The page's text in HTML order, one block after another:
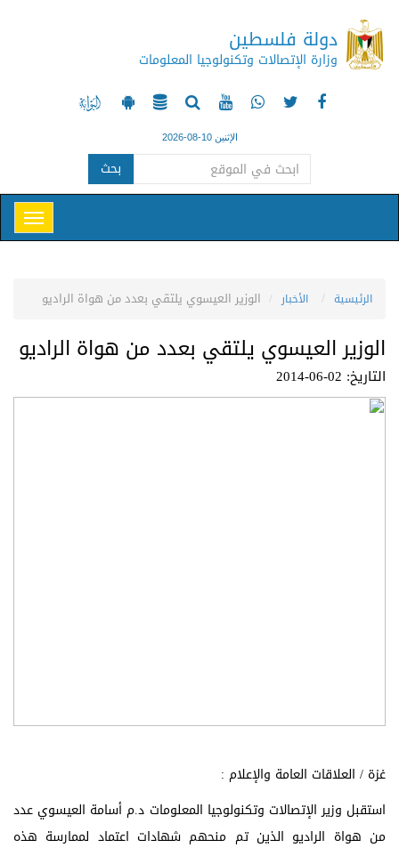
دولة فلسطين
وزارة الإتصالات وتكنولوجيا المعلومات
الإثنين 10-08-2026
بحث
الرئيسية الأخبار الوزير العيسوي يلتقي بعدد من هواة الراديو
الوزير العيسوي يلتقي بعدد من هواة الراديو
التاريخ: 02-06-2014
غزة / العلاقات العامة والإعلام :
استقبل وزير الإتصالات وتكنولوجيا المعلومات د.م أسامة العيسوي عدد
من هواة الراديو الذين تم منحهم شهادات اعتماد لممارسة هذه